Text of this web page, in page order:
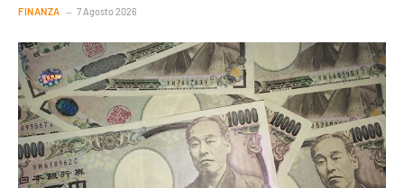
FINANZA 7 Agosto 2026